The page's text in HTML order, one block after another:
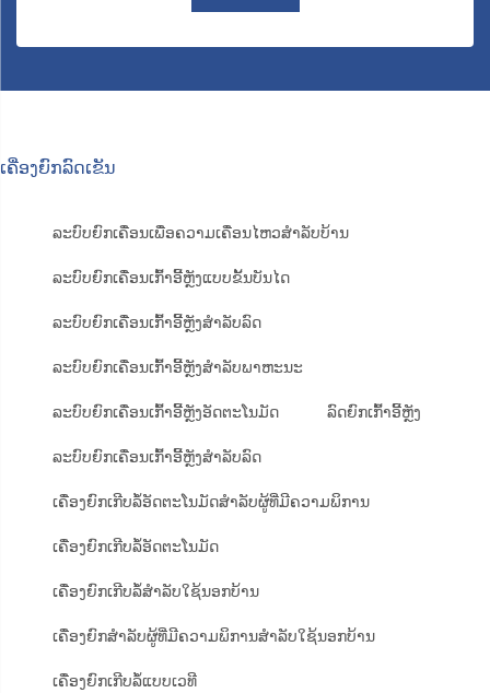
ເຄື່ອງຍົກລົດເຂັນ
ລະບົບຍົກເຄື່ອນເພື່ອຄວາມເຄື່ອນໄຫວສຳລັບບ້ານ
ລະບົບຍົກເຄື່ອນເກົ້າອີ້ຫຼັງແບບຂັ້ນບັນໄດ
ລະບົບຍົກເຄື່ອນເກົ້າອີ້ຫຼັງສຳລັບລົດ
ລະບົບຍົກເຄື່ອນເກົ້າອີ້ຫຼັງສຳລັບພາຫະນະ
ລະບົບຍົກເຄື່ອນເກົ້າອີ້ຫຼັງອັດຕະໂນມັດ ລົດຍົກເກົ້າອີ້ຫຼັງ
ລະບົບຍົກເຄື່ອນເກົ້າອີ້ຫຼັງສຳລັບລົດ
ເຄື່ອງຍົກເກີບລໍ້ອັດຕະໂນມັດສຳລັບຜູ້ທີ່ມີຄວາມພິການ
ເຄື່ອງຍົກເກີບລໍ້ອັດຕະໂນມັດ
ເຄື່ອງຍົກເກີບລໍ້ສຳລັບໃຊ້ນອກບ້ານ
ເຄື່ອງຍົກສຳລັບຜູ້ທີ່ມີຄວາມພິການສຳລັບໃຊ້ນອກບ້ານ
ເຄື່ອງຍົກເກີບລໍ້ແບບເວທີ